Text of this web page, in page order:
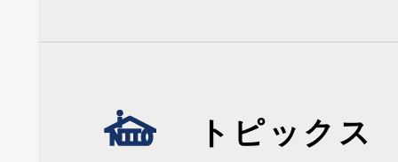
トピックス